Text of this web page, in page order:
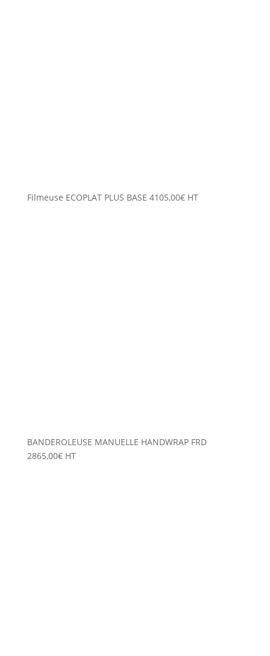
Filmeuse ECOPLAT PLUS BASE 4105,00€ HT
BANDEROLEUSE MANUELLE HANDWRAP FRD
2865,00€ HT